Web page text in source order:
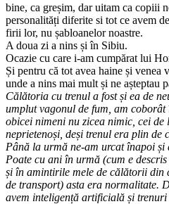
bine, ca greșim, dar uitam ca copiii
personalități diferite si tot ce avem
firii lor, nu șabloanelor noastre.
A doua zi a nins și în Sibiu.
Ocazie cu care i-am cumpărat lui
Și pentru că tot avea haine și venea
unde a nins mai mult și ne așteptau
Călătoria cu trenul a fost și ea de
umplut vagonul de fum, am
obicei nimeni nu zicea nimic, cei
neprietenoși, deși trenul era plin de
Până la urmă ne-am urcat înapoi și
Poate cu ani în urmă (cum e
și în amintirile mele de călătorii
de transport) asta era normalitate.
avem inteligență artificială și trenuri